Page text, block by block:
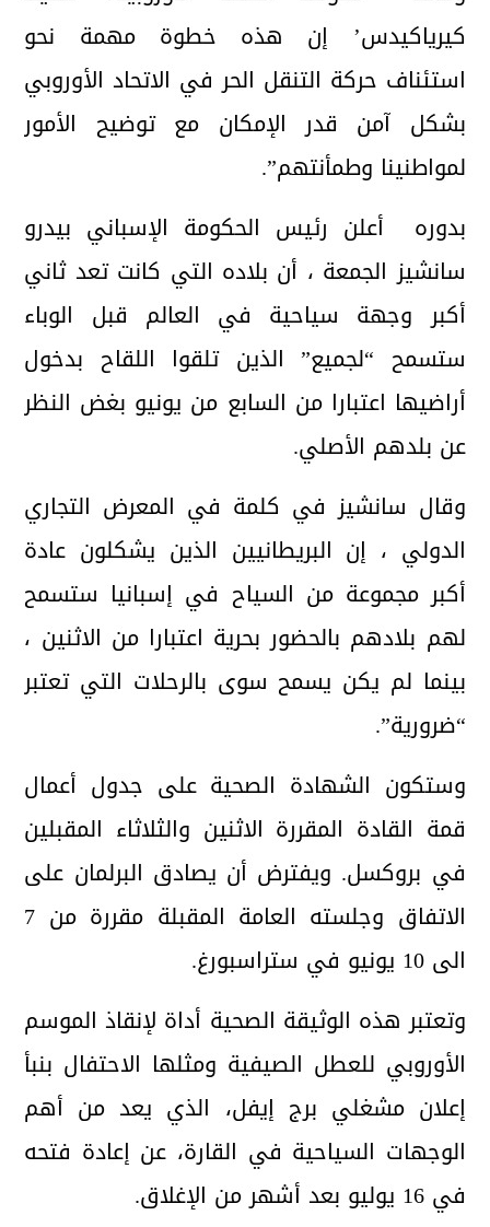
كيرياكيدس’ إن هذه خطوة مهمة نحو
استئناف حركة التنقل الحر في الاتحاد الأوروبي
بشكل آمن قدر الإمكان مع توضيح الأمور
لمواطنينا وطمأنتهم”.
بدوره أعلن رئيس الحكومة الإسباني بيدرو
سانشيز الجمعة ، أن بلاده التي كانت تعد ثاني
أكبر وجهة سياحية في العالم قبل الوباء
ستسمح “لجميع” الذين تلقوا اللقاح بدخول
أراضيها اعتبارا من السابع من يونيو بغض النظر
عن بلدهم الأصلي.
وقال سانشيز في كلمة في المعرض التجاري
الدولي ، إن البريطانيين الذين يشكلون عادة
أكبر مجموعة من السياح في إسبانيا ستسمح
لهم بلادهم بالحضور بحرية اعتبارا من الاثنين ،
بينما لم يكن يسمح سوى بالرحلات التي تعتبر
“ضرورية”.
وستكون الشهادة الصحية على جدول أعمال
قمة القادة المقررة الاثنين والثلاثاء المقبلين
في بروكسل. ويفترض أن يصادق البرلمان على
الاتفاق وجلسته العامة المقبلة مقررة من 7
الى 10 يونيو في ستراسبورغ.
وتعتبر هذه الوثيقة الصحية أداة لإنقاذ الموسم
الأوروبي للعطل الصيفية ومثلها الاحتفال بنبأ
إعلان مشغلي برج إيفل، الذي يعد من أهم
الوجهات السياحية في القارة، عن إعادة فتحه
في 16 يوليو بعد أشهر من الإغلاق.